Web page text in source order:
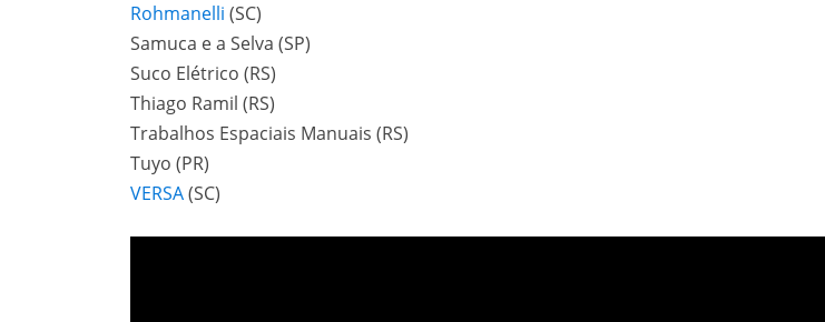
Rohmanelli (SC)
Samuca e a Selva (SP)
Suco Elétrico (RS)
Thiago Ramil (RS)
Trabalhos Espaciais Manuais (RS)
Tuyo (PR)
VERSA(SC)